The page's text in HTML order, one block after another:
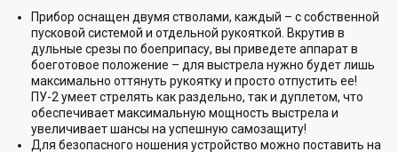
Прибор оснащен двумя стволами, каждый – с собственной
пусковой системой и отдельной рукояткой. Вкрутив в
дульные срезы по боеприпасу, вы приведете аппарат в
боеготовое положение – для выстрела нужно будет лишь
максимально оттянуть рукоятку и просто отпустить ее!
ПУ-2 умеет стрелять как раздельно, так и дуплетом, что
обеспечивает максимальную мощность выстрела и
увеличивает шансы на успешную самозащиту!
Для безопасного ношения устройство можно поставить на